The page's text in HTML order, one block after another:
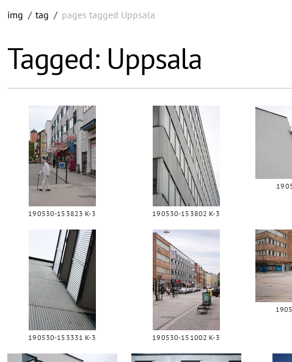
img / tag / pages tagged Uppsala
Tagged: Uppsala
190530-153823 K-3 190530-153802 K-3
190530-153331 K-3 190530-151002 K-3